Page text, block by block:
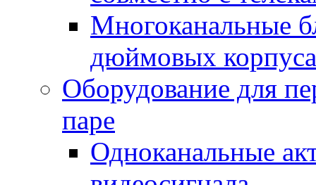
Многоканальные
дюймовых
Оборудование для
паре
Одноканальные